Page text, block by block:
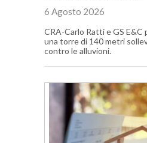
6 Agosto 2026
CRA-Carlo Ratti e GS E&C
una torre di 140 metri
contro le alluvioni.